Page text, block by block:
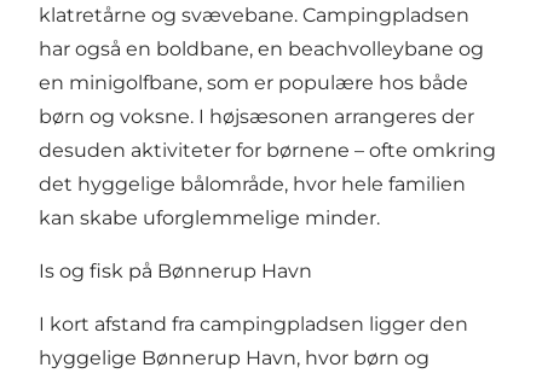
klatretårne og svævebane. Campingpladsen
har også en boldbane, en beachvolleybane og
en minigolfbane, som er populære hos både
børn og voksne. I højsæsonen arrangeres der
desuden aktiviteter for børnene – ofte omkring
det hyggelige bålområde, hvor hele familien
kan skabe uforglemmelige minder.
Is og fisk på Bønnerup Havn
I kort afstand fra campingpladsen ligger den
hyggelige Bønnerup Havn, hvor børn og